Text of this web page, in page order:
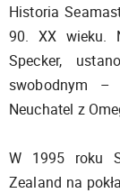
Historia
90. XX wieku.
Specker,
swobodnym –
Neuchatel z
W 1995 roku
Zealand na